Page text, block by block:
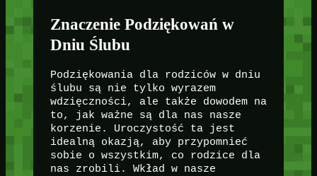
Znaczenie Podziękowań w
Dniu Ślubu
Podziękowania dla rodziców w dniu
ślubu są nie tylko wyrazem
wdzięczności, ale także dowodem na
to, jak ważne są dla nas nasze
korzenie. Uroczystość ta jest
idealną okazją, aby przypomnieć
sobie o wszystkim, co rodzice dla
nas zrobili. Wkład w nasze